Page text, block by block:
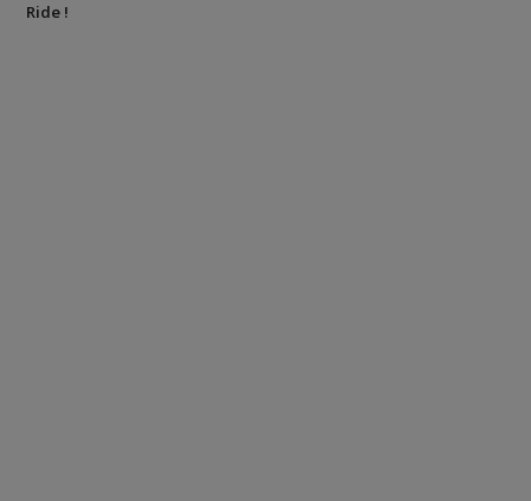
Ride !